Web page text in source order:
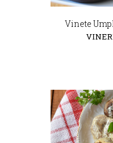
Vinete